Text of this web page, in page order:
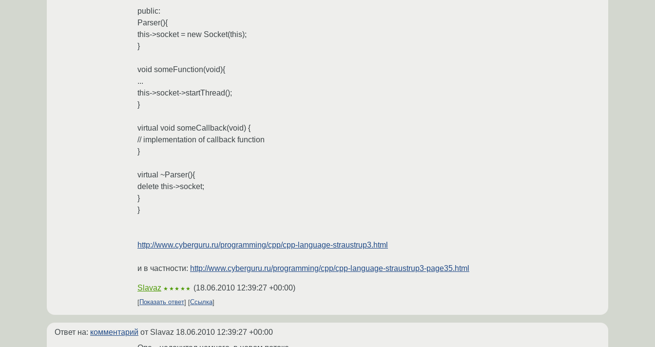
public:
Parser(){
this->socket = new Socket(this);
}
void someFunction(void){
...
this->socket->startThread();
}
virtual void someCallback(void) {
// implementation of callback function
}
virtual ~Parser(){
delete this->socket;
}
}
http://www.cyberguru.ru/programming/cpp/cpp-language-straustrup3.html
и в частности: http://www.cyberguru.ru/programming/cpp/cpp-language-straustrup3-page35.html
Slavaz ★★★★★ (18.06.2010 12:39:27 +00:00)
Показать ответ Ссылка
Ответ на: комментарий от Slavaz 18.06.2010 12:39:27 +00:00